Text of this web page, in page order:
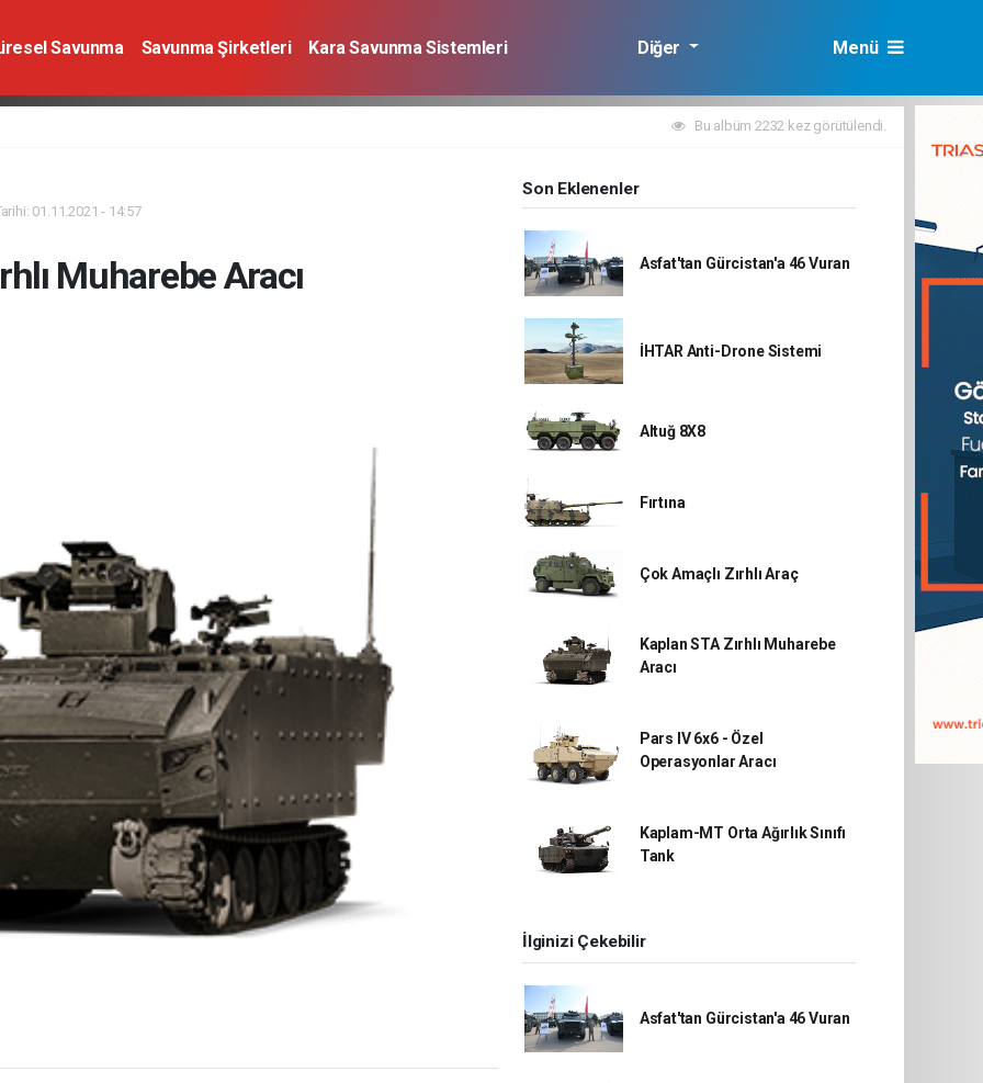
Savunma Savunma Şirketleri
Kara Savunma Sistemleri
Diğer Menü
Bu albüm 2232 kez görütülendi.
01.11.2021 - 14:57
Muharebe Aracı
Son Eklenenler
Asfat'tan Gürcistan'a 46 Vuran
İHTAR Anti-Drone Sistemi
Altuğ 8X8
Fırtına
Çok Amaçlı Zırhlı Araç
Kaplan STA Zırhlı Muharebe
Aracı
Pars IV 6x6 - Özel
Operasyonlar Aracı
Kaplam-MT Orta Ağırlık Sınıfı
Tank
İlginizi Çekebilir
Asfat'tan Gürcistan'a 46 Vuran